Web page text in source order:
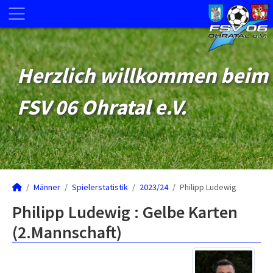
Herzlich willkommen beim
FSV 06 Ohratal e.V.
Männer Spielerstatistik 2023/24 Philipp Ludewig
Philipp Ludewig : Gelbe Karten
(2.Mannschaft)